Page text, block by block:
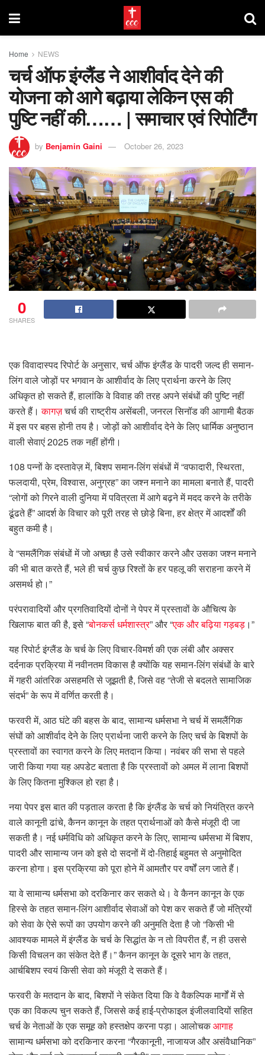
Home NEWS
चर्च ऑफ इंग्लैंड ने आशीर्वाद देने की
योजना को आगे बढ़ाया लेकिन एस की
पुष्टि नहीं की…… | समाचार एवं रिपोर्टिंग
by Benjamin Gaini October 26, 2023
0
SHARES
एक विवादास्पद रिपोर्ट के अनुसार, चर्च ऑफ इंग्लैंड के पादरी जल्द ही समान-
लिंग वाले जोड़ों पर भगवान के आशीर्वाद के लिए प्रार्थना करने के लिए
अधिकृत हो सकते हैं, हालांकि वे विवाह की तरह अपने संबंधों की पुष्टि नहीं
करते हैं।कागज़चर्च की राष्ट्रीय असेंबली, जनरल सिनॉड की आगामी बैठक
में इस पर बहस होनी तय है। जोड़ों को आशीर्वाद देने के लिए धार्मिक अनुष्ठान
वाली सेवाएं 2025 तक नहीं होंगी।
108 पन्नों के दस्तावेज़ में, बिशप समान-लिंग संबंधों में “वफादारी, स्थिरता,
फलदायी, प्रेम, विश्वास, अनुग्रह” का जश्न मनाने का मामला बनाते हैं, पादरी
“लोगों को गिरने वाली दुनिया में पवित्रता में आगे बढ़ने में मदद करने के तरीके
ढूंढते हैं” आदर्श के विचार को पूरी तरह से छोड़े बिना, हर क्षेत्र में आदर्शों की
बहुत कमी है।
वे “समलैंगिक संबंधों में जो अच्छा है उसे स्वीकार करने और उसका जश्न मनाने
की भी बात करते हैं, भले ही चर्च कुछ रिश्तों के हर पहलू की सराहना करने में
असमर्थ हो।”
परंपरावादियों और प्रगतिवादियों दोनों ने पेपर में प्रस्तावों के औचित्य के
खिलाफ बात की है, इसे “बोनकर्स धर्मशास्त्र” और “एक और बढ़िया गड़बड़ ।”
यह रिपोर्ट इंग्लैंड के चर्च के लिए विचार-विमर्श की एक लंबी और अक्सर
दर्दनाक प्रक्रिया में नवीनतम विकास है क्योंकि यह समान-लिंग संबंधों के बारे
में गहरी आंतरिक असहमति से जूझती है, जिसे वह “तेजी से बदलते सामाजिक
संदर्भ” के रूप में वर्णित करती है।
फरवरी में, आठ घंटे की बहस के बाद, सामान्य धर्मसभा ने चर्च में समलैंगिक
संघों को आशीर्वाद देने के लिए प्रार्थना जारी करने के लिए चर्च के बिशपों के
प्रस्तावों का स्वागत करने के लिए मतदान किया। नवंबर की सभा से पहले
जारी किया गया यह अपडेट बताता है कि प्रस्तावों को अमल में लाना बिशपों
के लिए कितना मुश्किल हो रहा है।
नया पेपर इस बात की पड़ताल करता है कि इंग्लैंड के चर्च को नियंत्रित करने
वाले कानूनी ढांचे, कैनन कानून के तहत प्रार्थनाओं को कैसे मंजूरी दी जा
सकती है। नई धर्मविधि को अधिकृत करने के लिए, सामान्य धर्मसभा में बिशप,
पादरी और सामान्य जन को इसे दो सदनों में दो-तिहाई बहुमत से अनुमोदित
करना होगा। इस प्रक्रिया को पूरा होने में आमतौर पर वर्षों लग जाते हैं।
या वे सामान्य धर्मसभा को दरकिनार कर सकते थे। वे कैनन कानून के एक
हिस्से के तहत समान-लिंग आशीर्वाद सेवाओं को पेश कर सकते हैं जो मंत्रियों
को सेवा के ऐसे रूपों का उपयोग करने की अनुमति देता है जो “किसी भी
आवश्यक मामले में इंग्लैंड के चर्च के सिद्धांत के न तो विपरीत हैं, न ही उससे
किसी विचलन का संकेत देते हैं।” कैनन कानून के दूसरे भाग के तहत,
आर्चबिशप स्वयं किसी सेवा को मंजूरी दे सकते हैं।
फरवरी के मतदान के बाद, बिशपों ने संकेत दिया कि वे वैकल्पिक मार्गों में से
एक का विकल्प चुन सकते हैं, जिससे कई हाई-प्रोफाइल इंजीलवादियों सहित
चर्च के नेताओं के एक समूह को हस्तक्षेप करना पड़ा। आलोचकआगाह
सामान्य धर्मसभा को दरकिनार करना “गैरकानूनी, नाजायज और असंवैधानिक”